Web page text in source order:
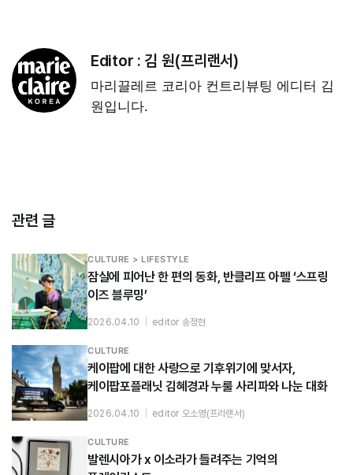
Editor : 김 원(프리랜서)
마리끌레르 코리아 컨트리뷰팅 에디터 김
원입니다.
관련 글
CULTURE > LIFESTYLE
잠실에 피어난 한 편의 동화, 반클리프 아펠 ‘스프링
이즈 블루밍’
2026.04.10 editor 송정현
CULTURE
케이팝에 대한 사랑으로 기후위기에 맞서자,
케이팝포플래닛 김혜경과 누룰 사리파와 나눈 대화
2026.04.10 editor 오소영(프리랜서)
CULTURE
발렌시아가 x 이소라가 들려주는 기억의